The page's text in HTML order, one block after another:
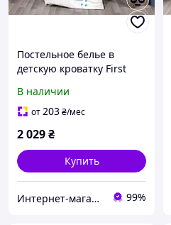
Постельное белье в
детскую кроватку First
-Детский в кроватку
В наличии
от203₴/мес
2 029₴
Купить
Интернет-магазин "Satin" 99%